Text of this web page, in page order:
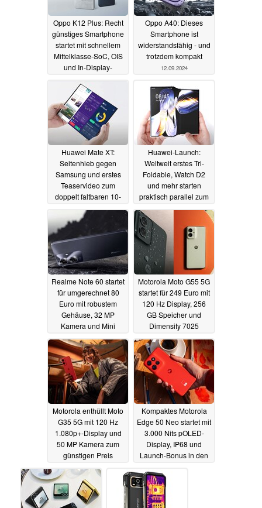
Oppo K12 Plus: Recht
günstiges Smartphone
startet mit schnellem
Mittelklasse-SoC, OIS
und In-Display-
13.10.2024
Oppo A40: Dieses
Smartphone ist
widerstandsfähig - und
trotzdem kompakt
12.09.2024
Huawei Mate XT:
Seitenhieb gegen
Samsung und erstes
Teaservideo zum
doppelt faltbaren 10-
03.09.2024
Huawei-Launch:
Weltweit erstes Tri-
Foldable, Watch D2
und mehr starten
praktisch parallel zum
Realme Note 60 startet
für umgerechnet 80
Euro mit robustem
Gehäuse, 32 MP
Kamera und Mini
30.08.2024
Motorola Moto G55 5G
startet für 249 Euro mit
120 Hz Display, 256
GB Speicher und
Dimensity 7025
29.08.2024
Motorola enthüllt Moto
G35 5G mit 120 Hz
1.080p+-Display und
50 MP Kamera zum
günstigen Preis
29.08.2024
Kompaktes Motorola
Edge 50 Neo startet mit
3.000 Nits pOLED-
Display, IP68 und
Launch-Bonus in den